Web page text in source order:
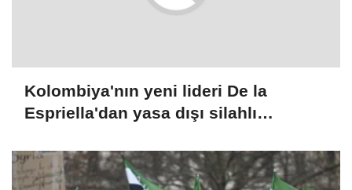
Kolombiya'nın yeni lideri De la
Espriella'dan yasa dışı silahlı